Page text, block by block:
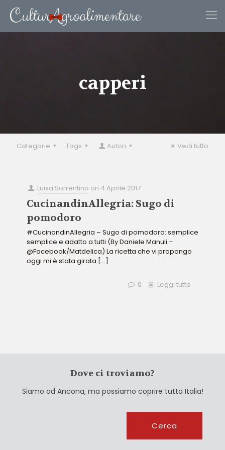
capperi
Categorie Tags Autori Vedi tutto
Luisa Sorrentino on 4 Aprile 2017
CucinandinAllegria: Sugo di
pomodoro
#CucinandinAllegria – Sugo di pomodoro: semplice
semplice e adatto a tutti (By Daniele Manuli –
@Facebook/Matdelica) La ricetta che vi propongo
oggi mi è stata girata […]
0 Leggi tutto
Dove ci troviamo?
Siamo ad Ancona, ma possiamo coprire tutta Italia!
Cerca